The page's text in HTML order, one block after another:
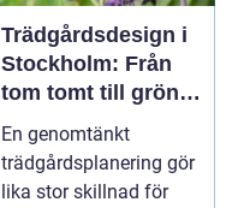
Trädgårdsdesign i
Stockholm: Från
tom tomt till grön
oas
En genomtänkt
trädgårdsplanering gör
lika stor skillnad för